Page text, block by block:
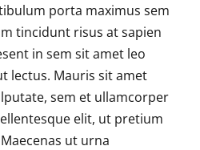
porta maximus sem
tincidunt risus at sapien
in sem sit amet leo
lectus. Mauris sit amet
sem et ullamcorper
elit, ut pretium
ut urna